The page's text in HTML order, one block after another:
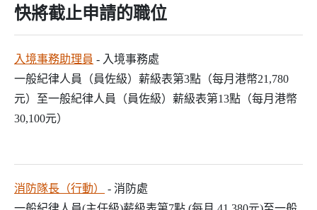
快將截止申請的職位
入境事務助理員 - 入境事務處
一般紀律人員（員佐級）薪級表第3點（每月港幣21,780
元）至一般紀律人員（員佐級）薪級表第13點（每月港幣
30,100元）
消防隊長（行動）
- 消防處